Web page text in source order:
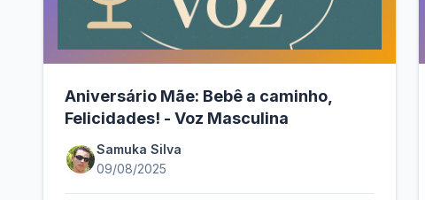
Aniversário Mãe: Bebê a caminho,
Felicidades! - Voz Masculina
Samuka Silva
09/08/2025